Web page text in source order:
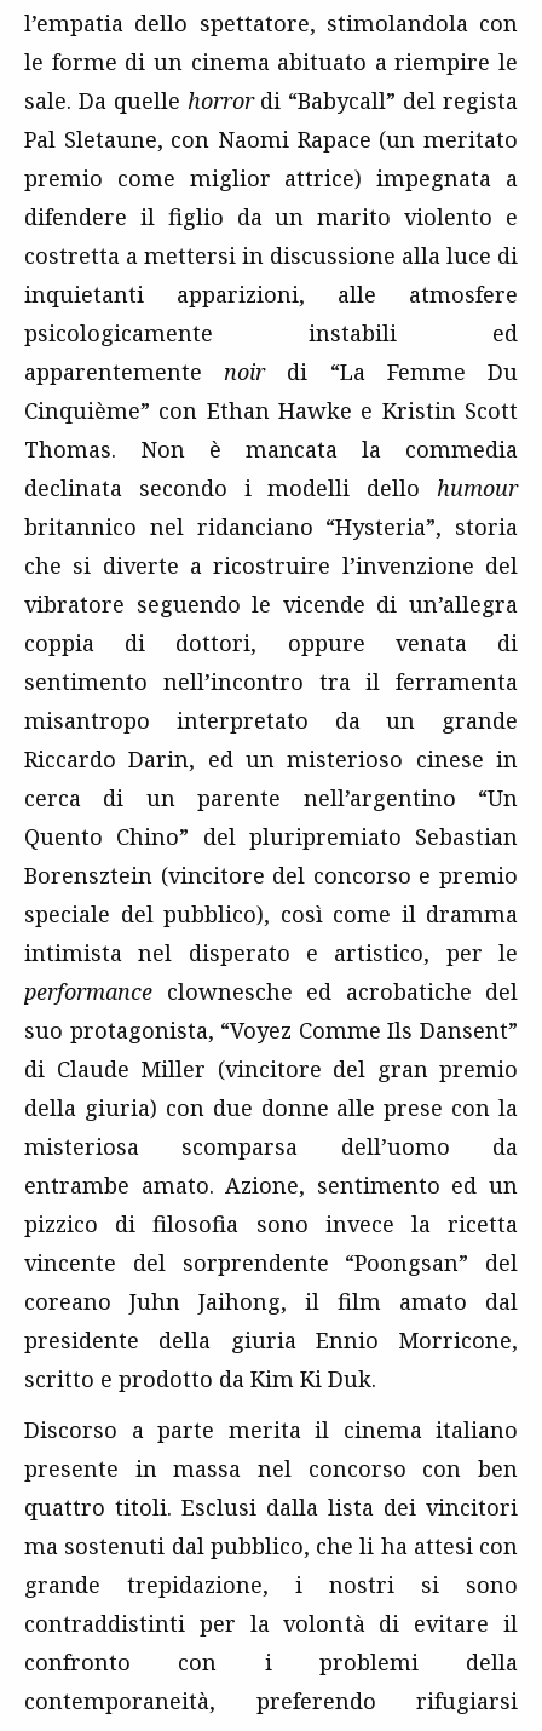
l’empatia dello spettatore, stimolandola con
le forme di un cinema abituato a riempire le
sale. Da quelle horror di “Babycall” del regista
Pal Sletaune, con Naomi Rapace (un meritato
premio come miglior attrice) impegnata a
difendere il figlio da un marito violento e
costretta a mettersi in discussione alla luce di
inquietanti apparizioni, alle atmosfere
psicologicamente instabili ed
apparentementenoir di “La Femme Du
Cinquième” con Ethan Hawke e Kristin Scott
Thomas. Non è mancata la commedia
declinata secondo i modelli dello humour
britannico nel ridanciano “Hysteria”, storia
che si diverte a ricostruire l’invenzione del
vibratore seguendo le vicende di un’allegra
coppia di dottori, oppure venata di
sentimento nell’incontro tra il ferramenta
misantropo interpretato da un grande
Riccardo Darin, ed un misterioso cinese in
cerca di un parente nell’argentino “Un
Quento Chino” del pluripremiato Sebastian
Borensztein (vincitore del concorso e premio
speciale del pubblico), così come il dramma
intimista nel disperato e artistico, per le
performance clownesche ed acrobatiche del
suo protagonista, “Voyez Comme Ils Dansent”
di Claude Miller (vincitore del gran premio
della giuria) con due donne alle prese con la
misteriosa scomparsa dell’uomo da
entrambe amato. Azione, sentimento ed un
pizzico di filosofia sono invece la ricetta
vincente del sorprendente “Poongsan” del
coreano Juhn Jaihong, il film amato dal
presidente della giuria Ennio Morricone,
scritto e prodotto da Kim Ki Duk.
Discorso a parte merita il cinema italiano
presente in massa nel concorso con ben
quattro titoli. Esclusi dalla lista dei vincitori
ma sostenuti dal pubblico, che li ha attesi con
grande trepidazione, i nostri si sono
contraddistinti per la volontà di evitare il
confronto con i problemi della
contemporaneità, preferendo rifugiarsi